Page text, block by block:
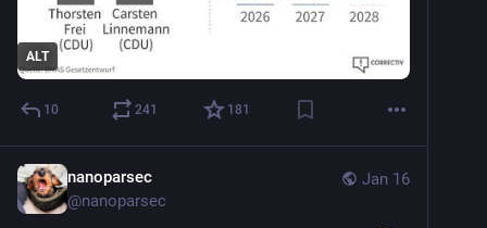
ALT
10 241 181
Jan 16
nanoparsec
@nanoparsec